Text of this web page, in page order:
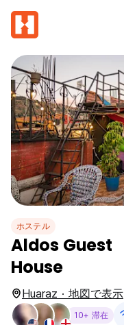
ホステル
Aldos Guest
House
Huaraz · 地図で表示
10+ 滞在